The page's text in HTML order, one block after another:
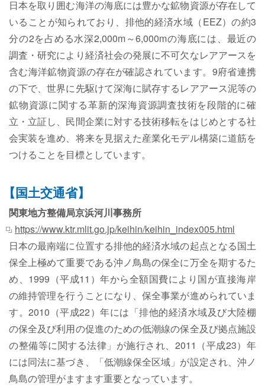
日本を取り囲む海洋の海底には豊かな鉱物資源が存在して
いることが知られており、排他的経済水域（EEZ）の約3
分の2を占める水深2,000m～6,000mの海底には、最近の
調査・研究により経済社会の発展に不可欠なレアアースを
含む海洋鉱物資源の存在が確認されています。9府省連携
の下で、世界に先駆けて深海に賦存するレアアース泥等の
鉱物資源に関する革新的深海資源調査技術を段階的に確
立・立証し、民間企業に対する技術移転をはじめとする社
会実装を進め、将来を見据えた産業化モデル構築に道筋を
つけることを目標としています。
【国土交通省】
関東地方整備局京浜河川事務所
https://www.ktr.mlit.go.jp/keihin/keihin_index005.html
日本の最南端に位置する排他的経済水域の起点となる国土
保全上極めて重要である沖ノ鳥島の保全に万全を期するた
め、1999（平成11）年から全額国費により国が直接海岸
の維持管理を行うことになり、保全事業が進められていま
す。2010（平成22）年には「排他的経済水域及び大陸棚
の保全及び利用の促進のための低潮線の保全及び拠点施設
の整備等に関する法律」が施行され、2011（平成23）年
には同法に基づき、「低潮線保全区域」が設定され、沖ノ
鳥島の管理がますます重要となっています。